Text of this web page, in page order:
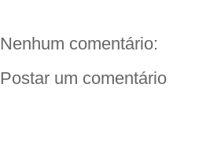
Nenhum comentário:
Postar um comentário